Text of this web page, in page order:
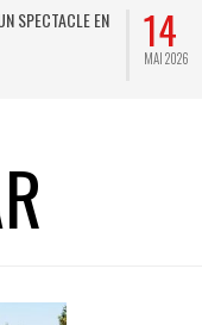
SPECTACLE EN
14
MAI 2026